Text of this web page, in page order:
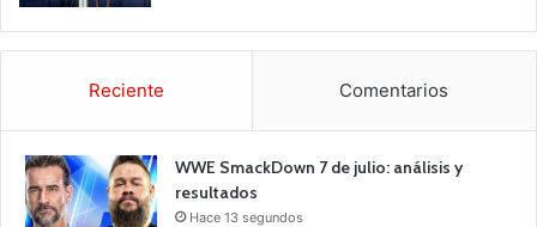
Reciente Comentarios
WWE SmackDown 7 de julio: análisis y
resultados
Hace 13 segundos